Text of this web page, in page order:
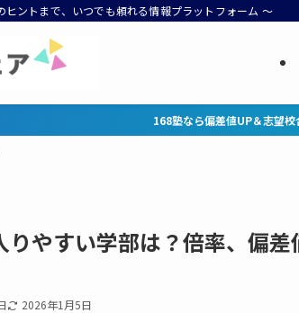
ントまで、いつでも頼れる情報プラットフォーム ～
168塾なら偏差値UP＆志望校合格へ一直線！努力ではな
りやすい学部は？倍率、偏
2026年1月5日